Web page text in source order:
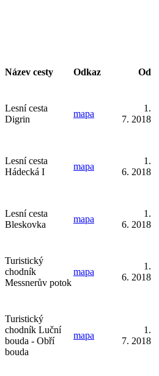
Název cesty Odkaz Od
Lesní cesta
Digrin
mapa
1.
7. 2018
Lesní cesta
Hádecká I
mapa
1.
6. 2018
Lesní cesta
Bleskovka
mapa
1.
6. 2018
Turistický
chodník
Messnerův potok
mapa
1.
6. 2018
Turistický
chodník Luční
bouda - Obří
bouda
mapa
1.
7. 2018